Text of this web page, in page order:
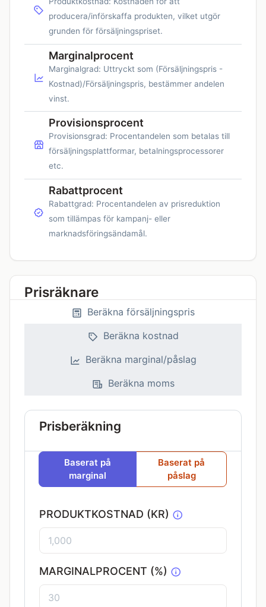
producera/införskaffa produkten, vilket utgör
grunden för försäljningspriset.
Marginalprocent
Marginalgrad: Uttryckt som (Försäljningspris -
Kostnad)/Försäljningspris, bestämmer andelen
vinst.
Provisionsprocent
Provisionsgrad: Procentandelen som betalas till
försäljningsplattformar, betalningsprocessorer
etc.
Rabattprocent
Rabattgrad: Procentandelen av prisreduktion
som tillämpas för kampanj- eller
marknadsföringsändamål.
Prisräknare
Beräkna försäljningspris
Beräkna kostnad
Beräkna marginal/påslag
Beräkna moms
Prisberäkning
Baserat på
marginal
Baserat på
påslag
PRODUKTKOSTNAD (KR)
MARGINALPROCENT (%)